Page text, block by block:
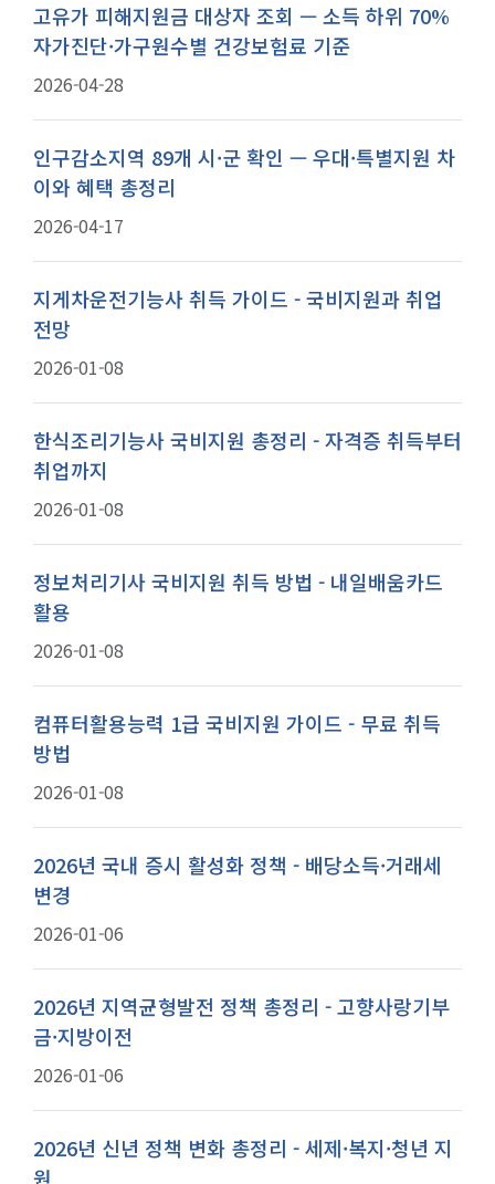
고유가 피해지원금 대상자 조회 — 소득 하위 70%
자가진단·가구원수별 건강보험료 기준
2026-04-28
인구감소지역 89개 시·군 확인 — 우대·특별지원 차
이와 혜택 총정리
2026-04-17
지게차운전기능사 취득 가이드 - 국비지원과 취업
전망
2026-01-08
한식조리기능사 국비지원 총정리 - 자격증 취득부터
취업까지
2026-01-08
정보처리기사 국비지원 취득 방법 - 내일배움카드
활용
2026-01-08
컴퓨터활용능력 1급 국비지원 가이드 - 무료 취득
방법
2026-01-08
2026년 국내 증시 활성화 정책 - 배당소득·거래세
변경
2026-01-06
2026년 지역균형발전 정책 총정리 - 고향사랑기부
금·지방이전
2026-01-06
2026년 신년 정책 변화 총정리 - 세제·복지·청년 지
원